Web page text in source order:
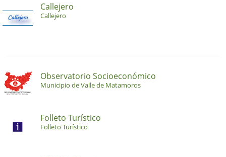
Callejero
Callejero
Observatorio Socioeconómico
Municipio de Valle de Matamoros
Folleto Turístico
Folleto Turístico